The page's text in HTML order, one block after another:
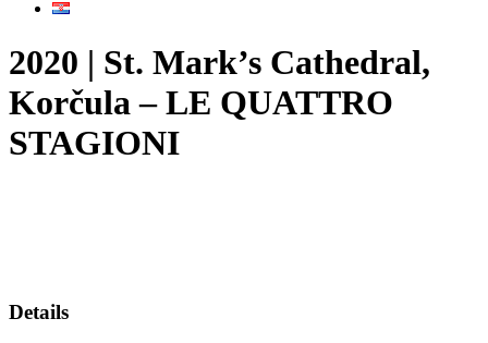
2020 | St. Mark’s Cathedral,
Korčula – LE QUATTRO
STAGIONI
Details